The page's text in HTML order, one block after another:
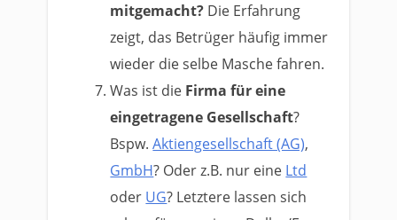
mitgemacht? Die Erfahrung
zeigt, das Betrüger häufig immer
wieder die selbe Masche fahren.
Was ist die Firma für eine
eingetragene Gesellschaft?
Bspw.Aktiengesellschaft (AG),
GmbH? Oder z.B. nur eine Ltd
oder UG? Letztere lassen sich